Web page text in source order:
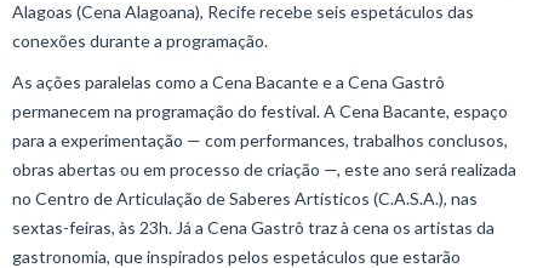
Alagoas (Cena Alagoana), Recife recebe seis espetáculos das
conexões durante a programação.
As ações paralelas como a Cena Bacante e a Cena Gastrô
permanecem na programação do festival. A Cena Bacante, espaço
para a experimentação — com performances, trabalhos conclusos,
obras abertas ou em processo de criação —, este ano será realizada
no Centro de Articulação de Saberes Artísticos (C.A.S.A.), nas
sextas-feiras, às 23h. Já a Cena Gastrô traz à cena os artistas da
gastronomia, que inspirados pelos espetáculos que estarão